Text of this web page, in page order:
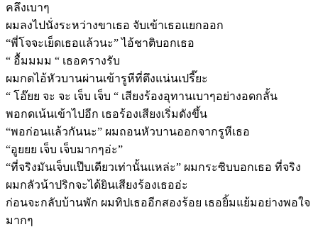
คลึงเบาๆ
ผมลงไปนั่งระหว่างขาเธอ จับเข้าเธอแยกออก
“พี่โจจะเย็ดเธอแล้วนะ” ไอ้ชาติบอกเธอ
“ อื้มมมม “ เธอครางรับ
ผมกดไอ้หัวบานผ่านเข้ารูหีที่ตึงแน่นเปรี๊ยะ
“ โอ๊ยย จะ จะ เจ็บ เจ็บ “ เสียงร้องอุทานเบาๆอย่างอดกลั้น
พอกดเน้นเข้าไปอีก เธอร้องเสียงเริ่มดังขึ้น
“พอก่อนแล้วกันนะ” ผมถอนหัวบานออกจากรูหีเธอ
“อูยยย เจ็บ เจ็บมากๆอ่ะ”
“ที่จริงมันเจ็บแป๊บเดียวเท่านั้นแหล่ะ” ผมกระซิบบอกเธอ ที่จริง
ผมกลัวน้าปริกจะได้ยินเสียงร้องเธออ่ะ
ก่อนจะกลับบ้านพัก ผมทิปเธออีกสองร้อย เธอยิ้มแย้มอย่างพอใจ
มากๆ